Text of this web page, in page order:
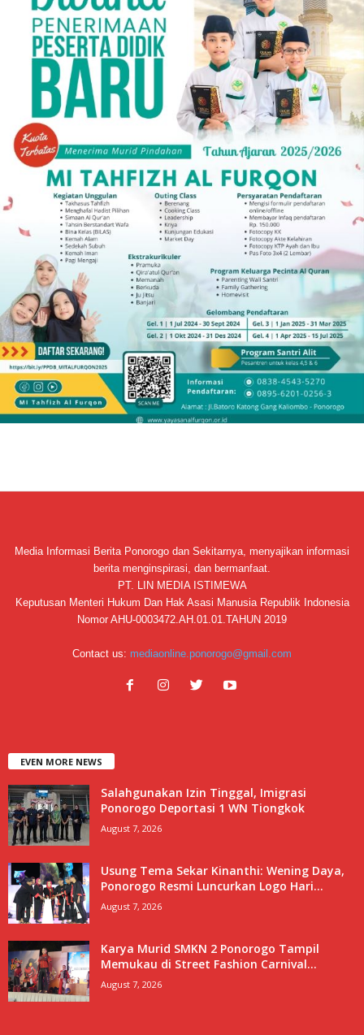
Media Informasi Berita Ponorogo dan Sekitarnya, menyajikan informasi
berita menginspirasi, dan bermanfaat.
PT. LIN MEDIA ISTIMEWA
Keputusan Menteri Hukum Dan Hak Asasi Manusia Republik Indonesia
Nomor AHU-0003472.AH.01.01.TAHUN 2019
Contact us: mediaonline.ponorogo@gmail.com
EVEN MORE NEWS
Salahgunakan Izin Tinggal, Imigrasi
Ponorogo Deportasi 1 WN Tiongkok
August 7, 2026
Usung Tema Sekar Kinanthi: Wening Daya,
Ponorogo Resmi Luncurkan Logo Hari...
August 7, 2026
Karya Murid SMKN 2 Ponorogo Tampil
Memukau di Street Fashion Carnival...
August 7, 2026